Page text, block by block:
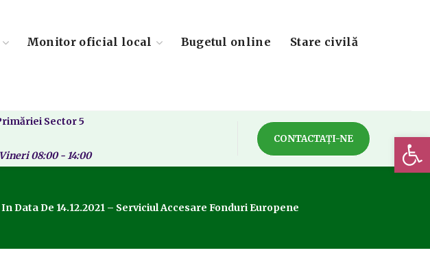
Monitor oficial local Bugetul online Stare civilă
Sector 5
08:00 - 14:00
CONTACTAȚI-NE
De 14.12.2021 – Serviciul Accesare Fonduri Europene